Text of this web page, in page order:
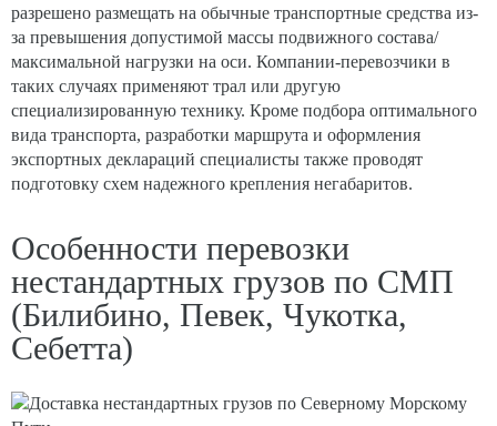
разрешено размещать на обычные транспортные средства из-
за превышения допустимой массы подвижного состава/
максимальной нагрузки на оси. Компании-перевозчики в
таких случаях применяют трал или другую
специализированную технику. Кроме подбора оптимального
вида транспорта, разработки маршрута и оформления
экспортных деклараций специалисты также проводят
подготовку схем надежного крепления негабаритов.
Особенности перевозки
нестандартных грузов по СМП
(Билибино, Певек, Чукотка,
Себетта)